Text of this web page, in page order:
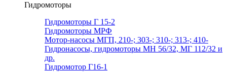
Гидромоторы
Гидромоторы Г 15-2
Гидромоторы МРФ
Мотор-насосы МГП, 210-; 303-; 310-; 313-; 410-
Гидронасосы, гидромоторы МН 56/32, МГ 112/32 и
др.
Гидромотор Г16-1